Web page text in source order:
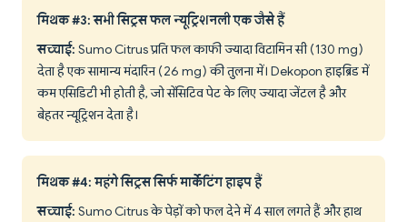
मिथक #3: सभी सिट्रस फल न्यूट्रिशनली एक जैसे हैं
सच्चाई: Sumo Citrus प्रति फल काफी ज्यादा विटामिन सी (130 mg)
देता है एक सामान्य मंदारिन (26 mg) की तुलना में। Dekopon हाइब्रिड में
कम एसिडिटी भी होती है, जो सेंसिटिव पेट के लिए ज्यादा जेंटल है और
बेहतर न्यूट्रिशन देता है।
मिथक #4: महंगे सिट्रस सिर्फ मार्केटिंग हाइप हैं
सच्चाई: Sumo Citrus के पेड़ों को फल देने में 4 साल लगते हैं और हाथ